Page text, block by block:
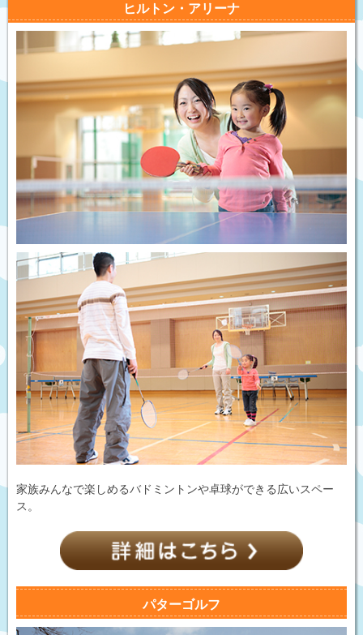
ヒルトン・アリーナ
家族みんなで楽しめるバドミントンや卓球ができる広いスペー
ス。
パターゴルフ